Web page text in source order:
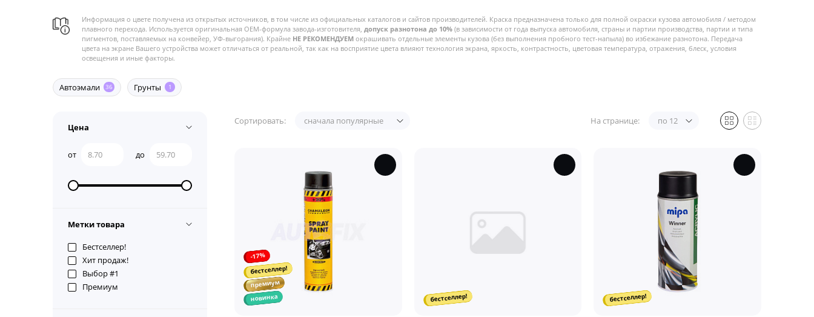
Информация о цвете получена из открытых источников, в том числе из официальных каталогов и сайтов производителей. Краска предназначена только для полной окраски кузова автомобиля / методом
плавного перехода. Используется оригинальная OEM-формула завода-изготовителя, допуск разнотона до 10% (в зависимости от года выпуска автомобиля, страны и партии производства, партии и типа
пигментов, поставляемых на конвейер, УФ-выгорания). Крайне НЕ РЕКОМЕНДУЕМ окрашивать отдельные элементы кузова (без выполнения пробного тест-напыла) во избежание разнотона. Передача
цвета на экране Вашего устройства может отличаться от реальной, так как на восприятие цвета влияют технология экрана, яркость, контрастность, цветовая температура, отражения, блеск, условия
освещения и иные факторы.
Автоэмали 36 Грунты 1
Цена
от до
Метки товара
Бестселлер!
Хит продаж!
Выбор #1
Премиум
Сортировать: сначала популярные На странице: по 12
-17%
бестселлер!
премиум
новинка бестселлер! бестселлер!